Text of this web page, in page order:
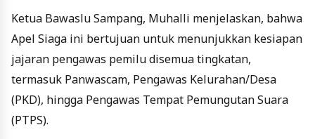
Ketua Bawaslu Sampang, Muhalli menjelaskan, bahwa
Apel Siaga ini bertujuan untuk menunjukkan kesiapan
jajaran pengawas pemilu disemua tingkatan,
termasuk Panwascam, Pengawas Kelurahan/Desa
(PKD), hingga Pengawas Tempat Pemungutan Suara
(PTPS).